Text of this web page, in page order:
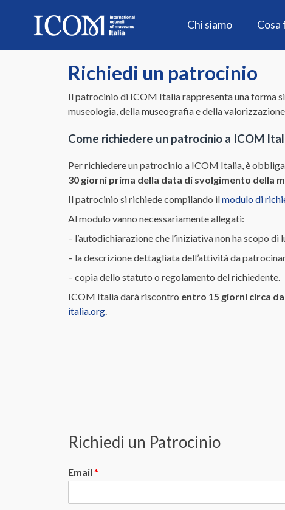
Chi siamo Cosa
Richiedi un patrocinio
Il patrocinio di ICOM Italia rappresenta una forma
museologia, della museografia e della
Come richiedere un patrocinio a ICOM
Per richiedere un patrocinio a ICOM Italia, è
30 giorni prima della data di svolgimento della
Il patrocinio si richiede compilando ilmodulo di
Al modulo vanno necessariamente allegati:
– l’autodichiarazione che l’iniziativa non ha scopo di
– la descrizione dettagliata dell’attività da
– copia dello statuto o regolamento del richiedente.
ICOM Italia darà riscontro entro 15 giorni circa
italia.org.
Richiedi un Patrocinio
Email *